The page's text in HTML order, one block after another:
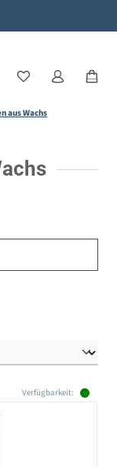
aus Wachs
Verfügbarkeit: